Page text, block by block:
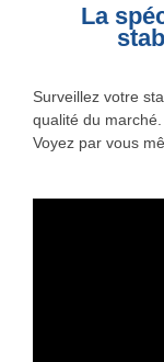
La
Surveillez votre
qualité du
Voyez par vous